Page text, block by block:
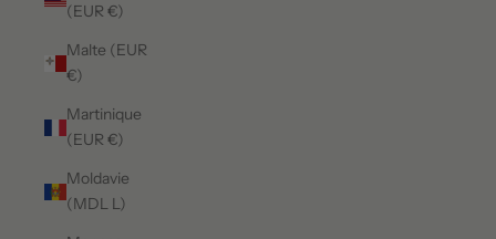
(EUR €)
Malte (EUR
€)
Martinique
(EUR €)
Moldavie
(MDL L)